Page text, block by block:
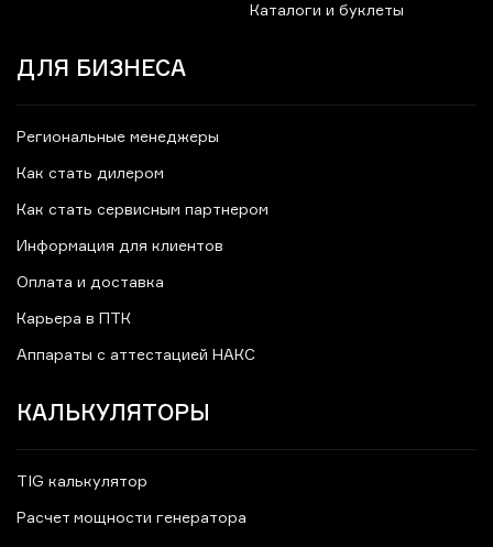
Каталоги и буклеты
ДЛЯ БИЗНЕСА
Региональные менеджеры
Как стать дилером
Как стать сервисным партнером
Информация для клиентов
Оплата и доставка
Карьера в ПТК
Аппараты с аттестацией НАКС
КАЛЬКУЛЯТОРЫ
TIG калькулятор
Расчет мощности генератора